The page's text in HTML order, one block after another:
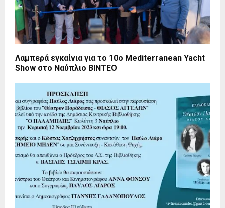
Λαμπερά εγκαίνια για το 10ο Mediterranean Yacht
Show στο Ναύπλιο ΒΙΝΤΕΟ